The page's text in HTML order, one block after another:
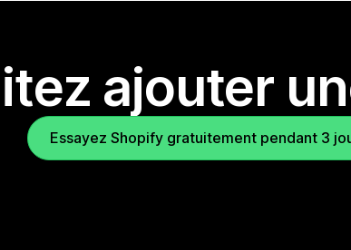
ajouter
Essayez Shopify gratuitement pendant 3